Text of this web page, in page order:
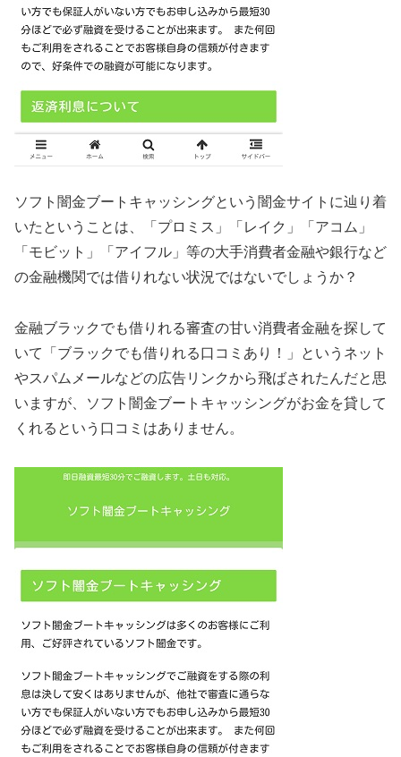
ソフト闇金ブートキャッシングという闇金サイトに辿り着
いたということは、「プロミス」「レイク」「アコム」
「モビット」「アイフル」等の大手消費者金融や銀行など
の金融機関では借りれない状況ではないでしょうか？
金融ブラックでも借りれる審査の甘い消費者金融を探して
いて「ブラックでも借りれる口コミあり！」というネット
やスパムメールなどの広告リンクから飛ばされたんだと思
いますが、ソフト闇金ブートキャッシングがお金を貸して
くれるという口コミはありません。